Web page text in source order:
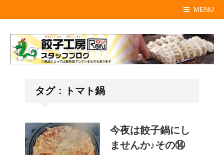
MENU
タグ：トマト鍋
今夜は餃子鍋にし
ませんか♪その⑭